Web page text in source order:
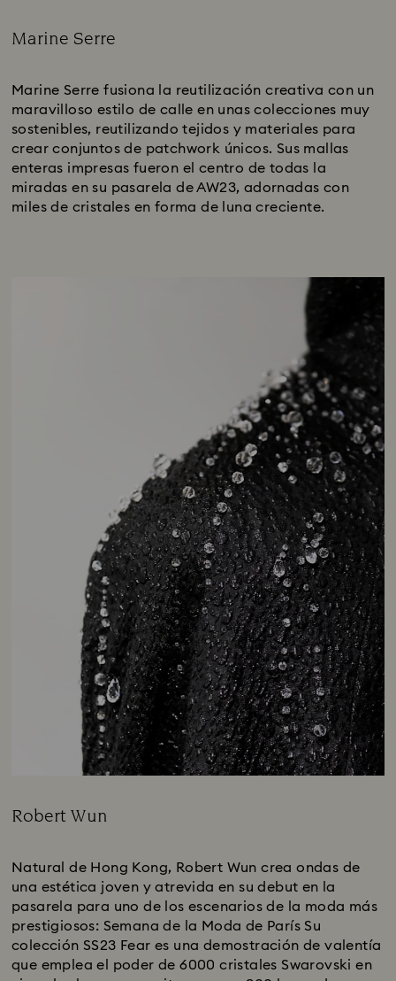
Marine Serre
Marine Serre fusiona la reutilización creativa con un
maravilloso estilo de calle en unas colecciones muy
sostenibles, reutilizando tejidos y materiales para
crear conjuntos de patchwork únicos. Sus mallas
enteras impresas fueron el centro de todas la
miradas en su pasarela de AW23, adornadas con
miles de cristales en forma de luna creciente.
Robert Wun
Natural de Hong Kong, Robert Wun crea ondas de
una estética joven y atrevida en su debut en la
pasarela para uno de los escenarios de la moda más
prestigiosos: Semana de la Moda de París Su
colección SS23 Fear es una demostración de valentía
que emplea el poder de 6000 cristales Swarovski en